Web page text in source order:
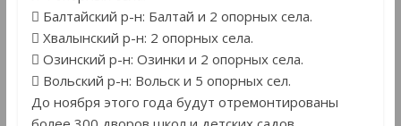
 Балтайский р-н: Балтай и 2 опорных села.
 Хвалынский р-н: 2 опорных села.
 Озинский р-н: Озинки и 2 опорных села.
 Вольский р-н: Вольск и 5 опорных сел.
До ноября этого года будут отремонтированы